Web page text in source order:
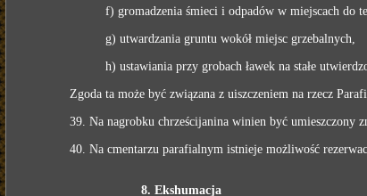
f) gromadzenia śmieci i odpadów w miejscach do
g) utwardzania gruntu wokół miejsc grzebalnych,
h) ustawiania przy grobach ławek na stałe
Zgoda ta może być związana z uiszczeniem na rzecz
39. Na nagrobku chrześcijanina winien być umieszczony
40. Na cmentarzu parafialnym istnieje możliwość
8. Ekshumacja